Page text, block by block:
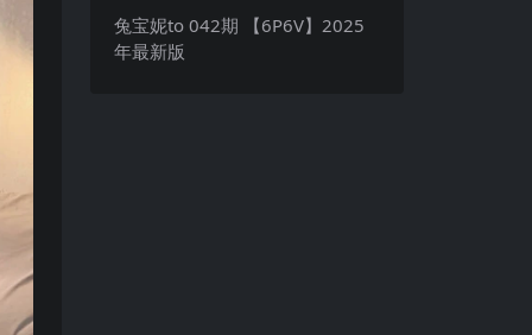
兔宝妮to 042期 【6P6V】2025
年最新版